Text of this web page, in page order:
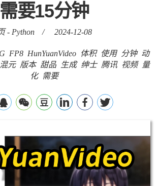
需要15分钟
- Python / 2024-12-08
FP8 HunYuanVideo 体积 使用 分钟 动
混元 版本 甜品 生成 绅士 腾讯 视频 量
化 需要